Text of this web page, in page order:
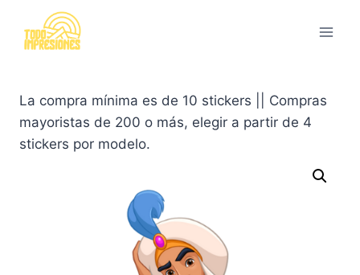
contenido
La compra mínima es de 10 stickers || Compras
mayoristas de 200 o más, elegir a partir de 4
stickers por modelo.